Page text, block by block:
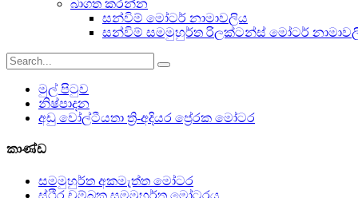
බාගත කරන්න
සන්විම් මෝටර් නාමාවලිය
සන්විම් සමමුහුර්ත රිලක්ටන්ස් මෝටර්
මුල් පිටුව
නිෂ්පාදන
අඩු වෝල්ටීයතා ත්‍රි-අදියර ප්‍රේරක මෝටර
කාණ්ඩ
සමමුහුර්ත අකමැත්ත මෝටර
ස්ථිර චුම්බක සමමුහුර්ත මෝටරය